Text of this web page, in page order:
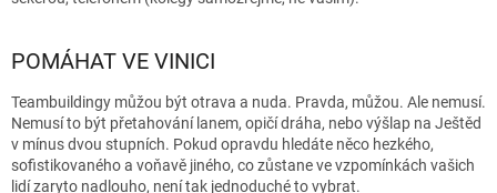
POMÁHAT VE VINICI
Teambuildingy můžou být otrava a nuda. Pravda, můžou. Ale nemusí.
Nemusí to být přetahování lanem, opičí dráha, nebo výšlap na Ještěd
v mínus dvou stupních. Pokud opravdu hledáte něco hezkého,
sofistikovaného a voňavě jiného, co zůstane ve vzpomínkách vašich
lidí zaryto nadlouho, není tak jednoduché to vybrat.